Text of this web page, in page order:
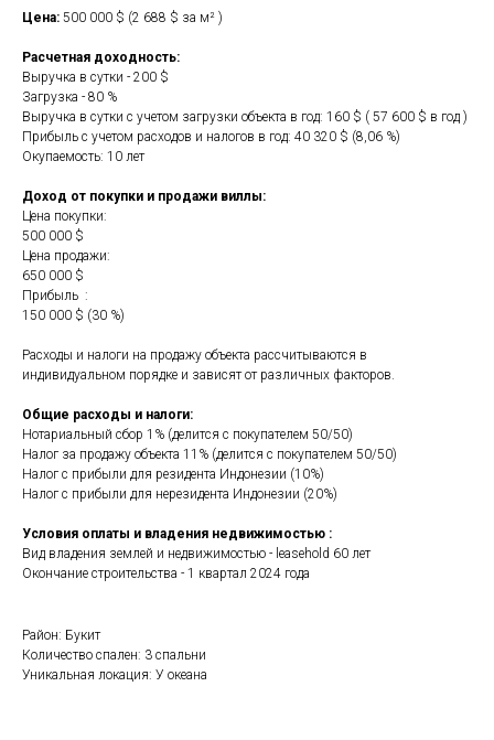
Цена: 500 000 $ (2 688 $ за м² )
Расчетная доходность:
Выручка в сутки - 200 $
Загрузка - 80 %
Выручка в сутки с учетом загрузки объекта в год: 160 $ ( 57 600 $ в год )
Прибыль с учетом расходов и налогов в год: 40 320 $ (8,06 %)
Окупаемость: 10 лет
Доход от покупки и продажи виллы:
Цена покупки:
500 000 $
Цена продажи:
650 000 $
Прибыль :
150 000 $ (30 %)
Расходы и налоги на продажу объекта рассчитываются в
индивидуальном порядке и зависят от различных факторов.
Общие расходы и налоги:
Нотариальный сбор 1% (делится с покупателем 50/50)
Налог за продажу объекта 11% (делится с покупателем 50/50)
Налог с прибыли для резидента Индонезии (10%)
Налог с прибыли для нерезидента Индонезии (20%)
Условия оплаты и владения недвижимостью :
Вид владения землей и недвижимостью - leasehold 60 лет
Окончание строительства - 1 квартал 2024 года
Район: Букит
Количество спален: 3 спальни
Уникальная локация: У океана